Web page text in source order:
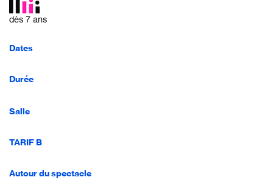
dès 7 ans
Dates
Durée
Salle
TARIF B
Autour du spectacle